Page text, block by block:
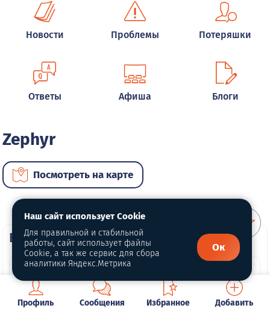
Новости Проблемы Потеряшки
Ответы Афиша Блоги
Zephyr
Посмотреть на карте
ВИП автомобили
Профиль Сообщения Избранное Добавить
Наш сайт использует Cookie
Для правильной и стабильной
работы, сайт использует файлы
Cookie, а так же сервис для сбора
аналитики Яндекс.Метрика
Ок